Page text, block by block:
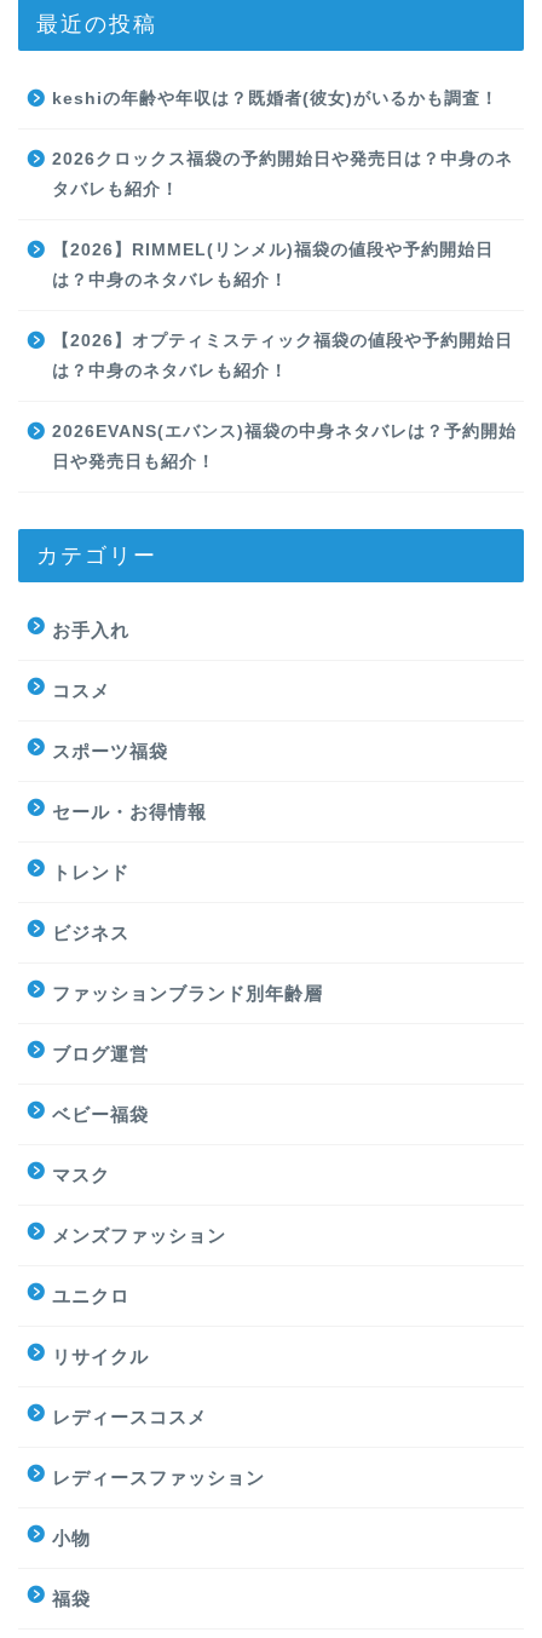
最近の投稿
keshiの年齢や年収は？既婚者(彼女)がいるかも調査！
2026クロックス福袋の予約開始日や発売日は？中身のネ
タバレも紹介！
【2026】RIMMEL(リンメル)福袋の値段や予約開始日
は？中身のネタバレも紹介！
【2026】オプティミスティック福袋の値段や予約開始日
は？中身のネタバレも紹介！
2026EVANS(エバンス)福袋の中身ネタバレは？予約開始
日や発売日も紹介！
カテゴリー
お手入れ
コスメ
スポーツ福袋
セール・お得情報
トレンド
ビジネス
ファッションブランド別年齢層
ブログ運営
ベビー福袋
マスク
メンズファッション
ユニクロ
リサイクル
レディースコスメ
レディースファッション
小物
福袋